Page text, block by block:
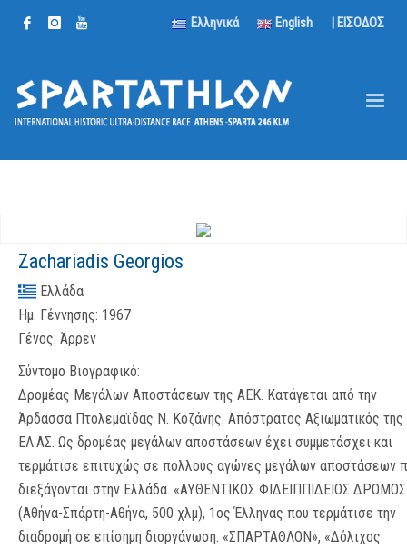
Ελληνικά English | ΕΙΣΟΔΟΣ
Zachariadis Georgios
Ελλάδα
Ημ. Γέννησης: 1967
Γένος: Άρρεν
Σύντομο Βιογραφικό:
Δρομέας Μεγάλων Αποστάσεων της ΑΕΚ. Κατάγεται από την
Άρδασσα Πτολεμαϊδας Ν. Κοζάνης. Απόστρατος Αξιωματικός της
ΕΛ.ΑΣ. Ως δρομέας μεγάλων αποστάσεων έχει συμμετάσχει και
τερμάτισε επιτυχώς σε πολλούς αγώνες μεγάλων αποστάσεων
διεξάγονται στην Ελλάδα. «ΑΥΘΕΝΤΙΚΟΣ ΦΙΔΕΙΠΠΙΔΕΙΟΣ
(Αθήνα-Σπάρτη-Αθήνα, 500 χλμ), 1ος Έλληνας που τερμάτισε την
διαδρομή σε επίσημη διοργάνωση. «ΣΠΑΡΤΑΘΛΟΝ», «Δόλιχος